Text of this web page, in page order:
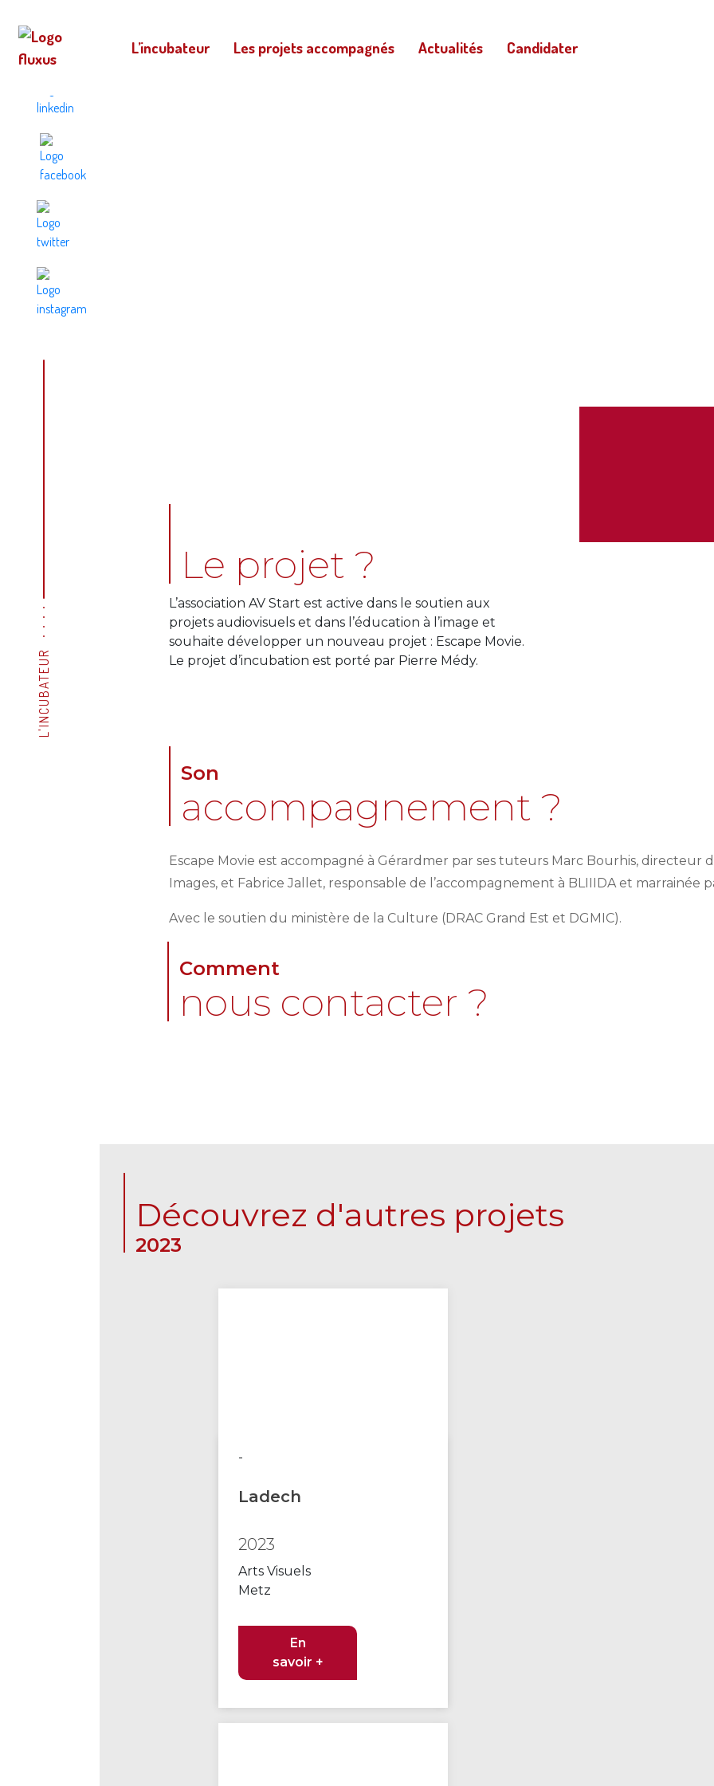
L’incubateur Les projets accompagnés Actualités Candidater
L'INCUBATEUR
Le projet ?
L’association AV Start est active dans le soutien aux
projets audiovisuels et dans l’éducation à l’image et
souhaite développer un nouveau projet : Escape Movie.
Le projet d’incubation est porté par Pierre Médy.
Son
accompagnement ?
Escape Movie est accompagné à Gérardmer par ses tuteurs Marc Bourhis,
Images, et Fabrice Jallet, responsable de l’accompagnement à BLIIIDA et
Avec le soutien du ministère de la Culture (DRAC Grand Est et DGMIC).
Comment
nous contacter ?
Découvrez d'autres projets
2023
-
Ladech
2023
Arts Visuels
Metz
En
savoir +